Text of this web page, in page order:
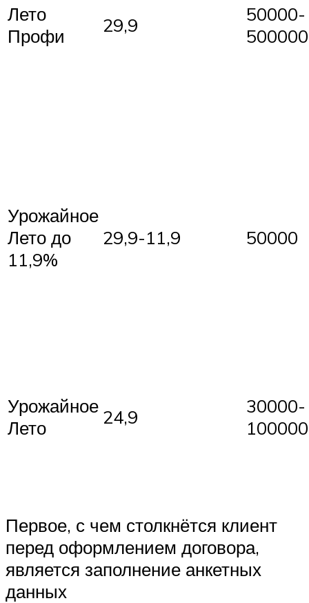
Лето
Профи
29,9
50000-
500000
Урожайное
Лето до
11,9%
29,9-11,9 50000
Урожайное
Лето
24,9
30000-
100000
Первое, с чем столкнётся клиент
перед оформлением договора,
является заполнение анкетных
данных